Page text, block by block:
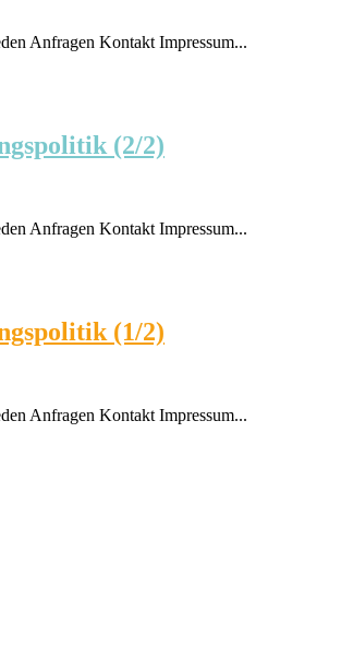
Anfragen Kontakt Impressum...
(2/2)
Anfragen Kontakt Impressum...
(1/2)
Anfragen Kontakt Impressum...